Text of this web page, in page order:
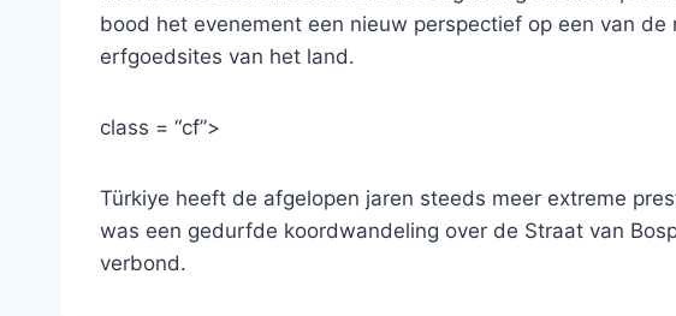
bood het evenement een nieuw perspectief op een van
erfgoedsites van het land.
class = “cf”>
Türkiye heeft de afgelopen jaren steeds meer extreme
was een gedurfde koordwandeling over de Straat van
verbond.